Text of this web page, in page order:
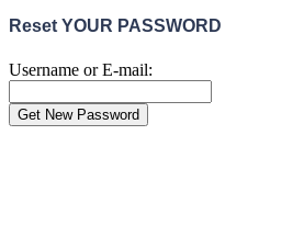
Reset YOUR PASSWORD
Username or E-mail: